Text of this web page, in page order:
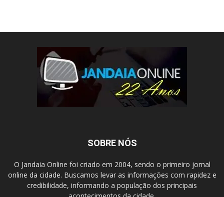
SOBRE NÓS
O Jandaia Online foi criado em 2004, sendo o primeiro jornal
online da cidade. Buscamos levar as informações com rapidez e
credibilidade, informando a população dos principais